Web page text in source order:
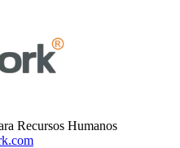
Recursos Humanos